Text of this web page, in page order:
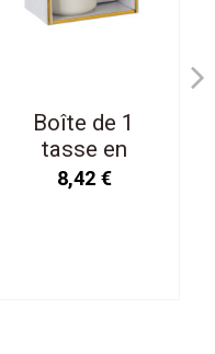
Boîte de 1
tasse en
céramique
8,42 €